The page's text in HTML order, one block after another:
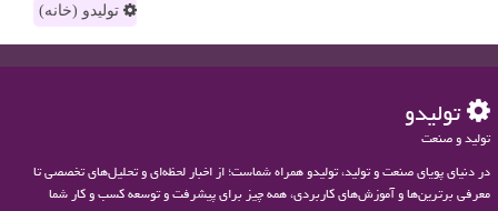
تولیدو (خانه)
تولیدو
تولید و صنعت
در دنیای پویای صنعت و تولید، تولیدو همراه شماست؛ از اخبار لحظه‌ای و تحلیل‌های تخصصی تا
معرفی برترین‌ها و آموزش‌های کاربردی، همه چیز برای پیشرفت و توسعه کسب و کار شما